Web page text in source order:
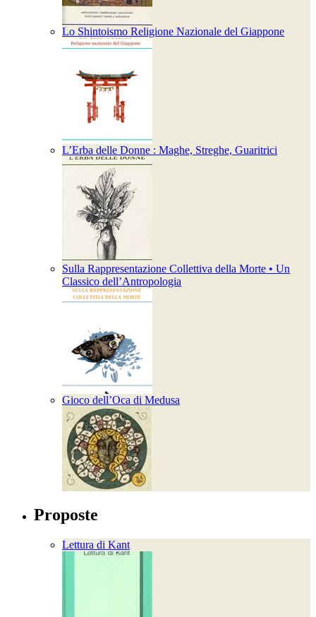
Lo Shintoismo Religione Nazionale del Giappone
L’Erba delle Donne : Maghe, Streghe, Guaritrici
Sulla Rappresentazione Collettiva della Morte • Un
Classico dell’Antropologia
Gioco dell’Oca di Medusa
Proposte
Lettura di Kant